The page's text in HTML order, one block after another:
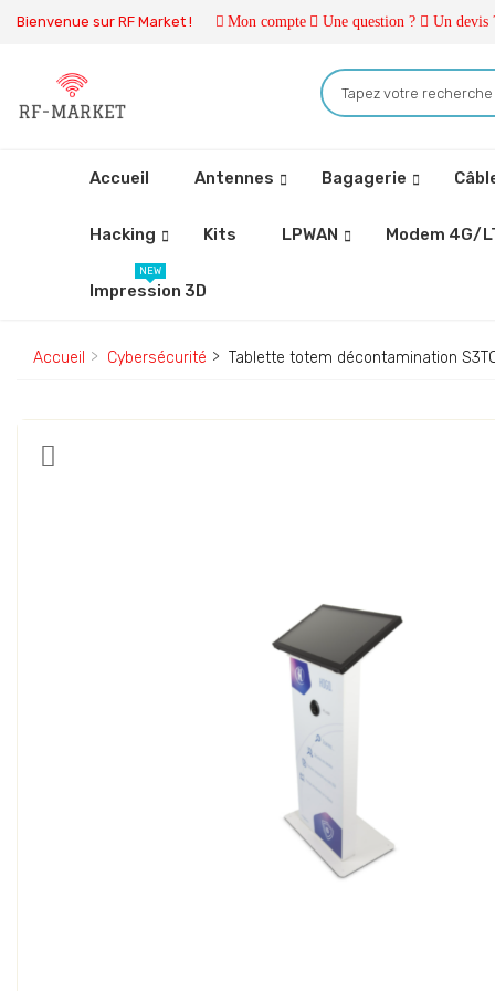
Bienvenue sur RF Market ! Mon compte Une question ? Un devis
Accueil Antennes Bagagerie
Hacking Kits LPWAN Modem 4G/
Impression 3D
NEW
Accueil Cybersécurité Tablette totem décontamination